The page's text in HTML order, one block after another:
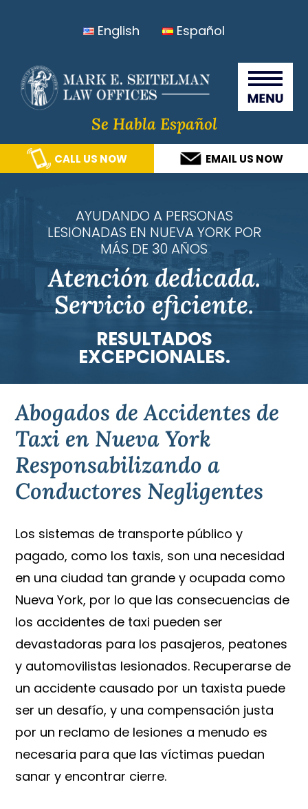
navigation
content
sidebar
Law
Offices
English Español
Se Habla Español
CALL US NOW EMAIL US NOW
AYUDANDO A PERSONAS
LESIONADAS EN NUEVA YORK POR
MÁS DE 30 AÑOS
Atención dedicada.
Servicio eficiente.
RESULTADOS
EXCEPCIONALES.
Abogados de Accidentes de
Taxi en Nueva York
Responsabilizando a
Conductores Negligentes
Los sistemas de transporte público y
pagado, como los taxis, son una necesidad
en una ciudad tan grande y ocupada como
Nueva York, por lo que las consecuencias de
los accidentes de taxi pueden ser
devastadoras para los pasajeros, peatones
y automovilistas lesionados. Recuperarse de
un accidente causado por un taxista puede
ser un desafío, y una compensación justa
por un reclamo de lesiones a menudo es
necesaria para que las víctimas puedan
sanar y encontrar cierre.